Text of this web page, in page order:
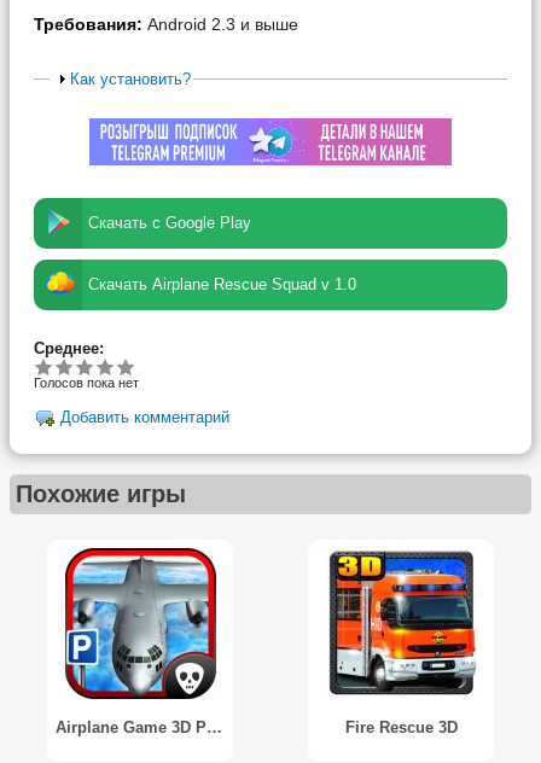
Требования: Android 2.3 и выше
Как установить?
Скачать с Google Play
Скачать Airplane Rescue Squad v 1.0
Среднее:
Голосов пока нет
Добавить комментарий
Похожие игры
Airplane Game 3D Park Fly Now! Fire Rescue 3D